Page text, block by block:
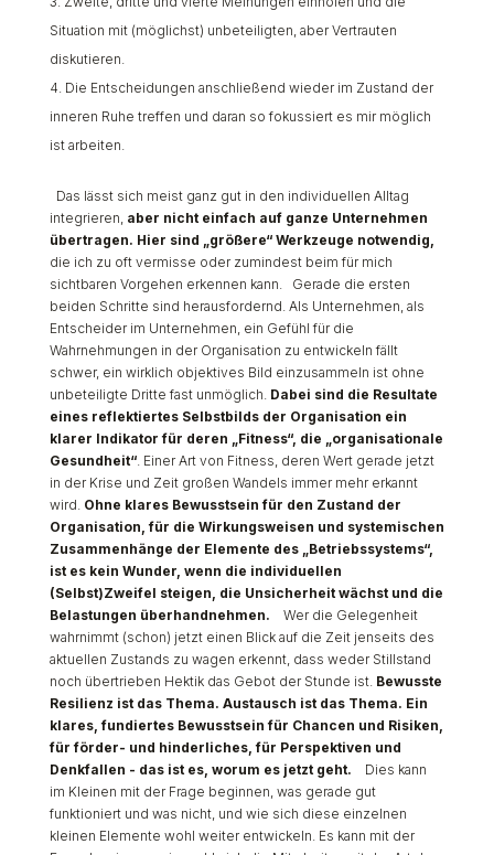
Situation mit (möglichst) unbeteiligten, aber Vertrauten
diskutieren.
Die Entscheidungen anschließend wieder im Zustand der
inneren Ruhe treffen und daran so fokussiert es mir möglich
ist arbeiten.
Das lässt sich meist ganz gut in den individuellen Alltag
integrieren, aber nicht einfach auf ganze Unternehmen
übertragen. Hier sind „größere“ Werkzeuge notwendig,
die ich zu oft vermisse oder zumindest beim für mich
sichtbaren Vorgehen erkennen kann. Gerade die ersten
beiden Schritte sind herausfordernd. Als Unternehmen, als
Entscheider im Unternehmen, ein Gefühl für die
Wahrnehmungen in der Organisation zu entwickeln fällt
schwer, ein wirklich objektives Bild einzusammeln ist ohne
unbeteiligte Dritte fast unmöglich. Dabei sind die Resultate
eines reflektiertes Selbstbilds der Organisation ein
klarer Indikator für deren „Fitness“, die „organisationale
Gesundheit“. Einer Art von Fitness, deren Wert gerade jetzt
in der Krise und Zeit großen Wandels immer mehr erkannt
wird.Ohne klares Bewusstsein für den Zustand der
Organisation, für die Wirkungsweisen und systemischen
Zusammenhänge der Elemente des „Betriebssystems“,
ist es kein Wunder, wenn die individuellen
(Selbst)Zweifel steigen, die Unsicherheit wächst und die
Belastungen überhandnehmen.
Wer die Gelegenheit
wahrnimmt (schon) jetzt einen Blick auf die Zeit jenseits des
aktuellen Zustands zu wagen erkennt, dass weder Stillstand
noch übertrieben Hektik das Gebot der Stunde ist. Bewusste
Resilienz ist das Thema. Austausch ist das Thema. Ein
klares, fundiertes Bewusstsein für Chancen und Risiken,
für förder- und hinderliches, für Perspektiven und
Denkfallen - das ist es, worum es jetzt geht.
Dies kann
im Kleinen mit der Frage beginnen, was gerade gut
funktioniert und was nicht, und wie sich diese einzelnen
kleinen Elemente wohl weiter entwickeln. Es kann mit der